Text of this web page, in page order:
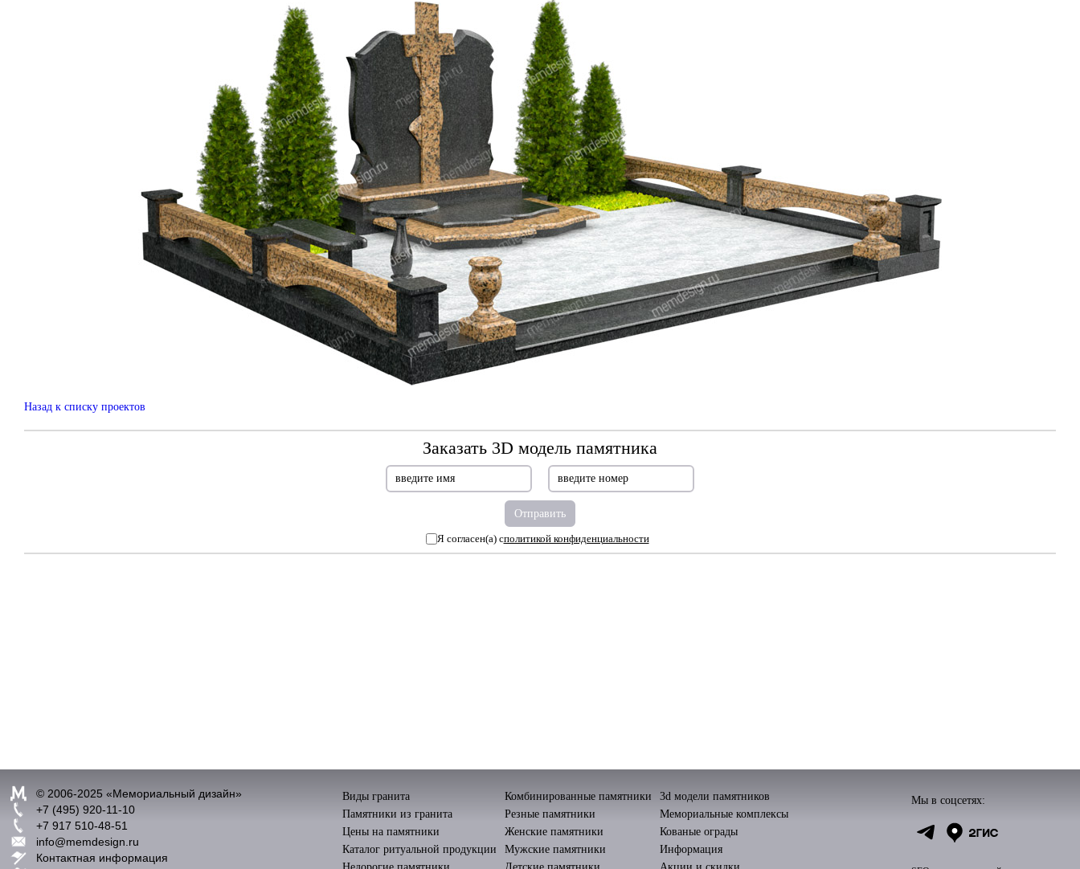
Назад к списку проектов
Заказать 3D модель памятника
Я согласен(а) сполитикой конфиденциальности
Мы в соцсетях:
© 2006-2025 «Мемориальный дизайн»
+7 (495) 920-11-10
+7 917 510-48-51
info@memdesign.ru
Контактная информация
Виды гранита
Памятники из гранита
Цены на памятники
Каталог ритуальной продукции
Комбинированные памятники
Резные памятники
Женские памятники
Мужские памятники
3d модели памятников
Мемориальные комплексы
Кованые ограды
Информация